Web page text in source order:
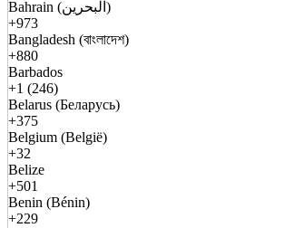
Bahrain (البحرين)
+973
Bangladesh (বাংলাদেশ)
+880
Barbados
+1 (246)
Belarus (Беларусь)
+375
Belgium (België)
+32
Belize
+501
Benin (Bénin)
+229